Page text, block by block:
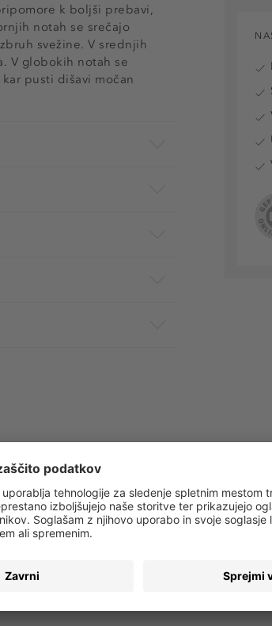
k boljši prebavi,
notah se srečajo
svežine. V srednjih
V globokih notah se
pusti dišavi močan
vseh trendih in ponudbah!
PRIJAVA